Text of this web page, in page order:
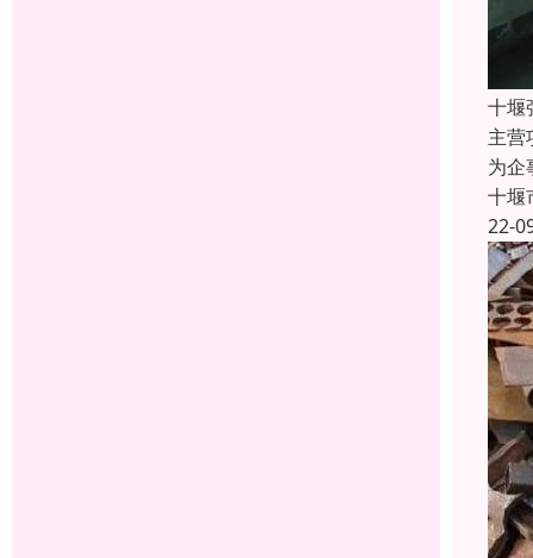
十堰
主营
为企
十堰
22-